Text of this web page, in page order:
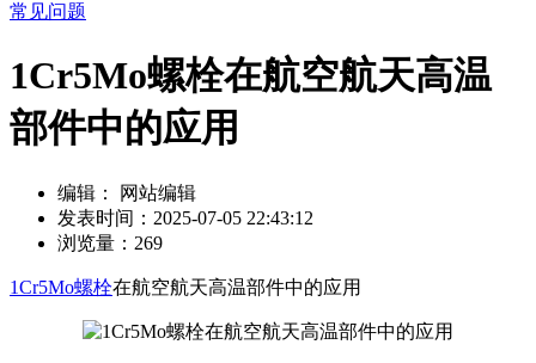
常见问题
1Cr5Mo螺栓在航空航天高温
部件中的应用
编辑： 网站编辑
发表时间：2025-07-05 22:43:12
浏览量：269
1Cr5Mo螺栓在航空航天高温部件中的应用